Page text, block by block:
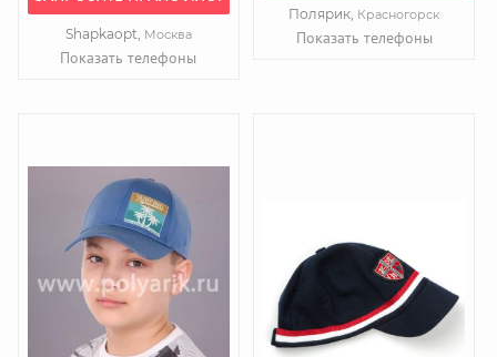
Shapkaopt, Москва
Показать телефоны
Полярик, Красногорск
Показать телефоны